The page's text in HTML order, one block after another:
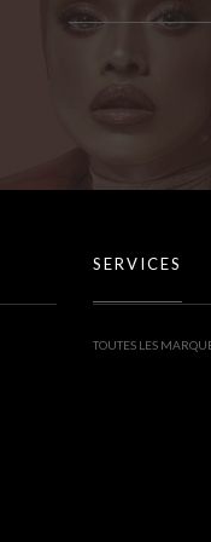
SERVICES
TOUTES LES